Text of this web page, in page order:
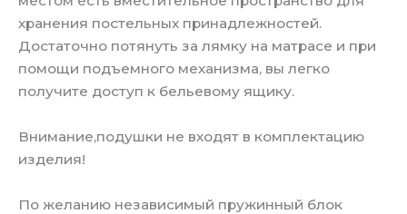
хранения постельных принадлежностей.
Достаточно потянуть за лямку на матрасе и при
помощи подъемного механизма, вы легко
получите доступ к бельевому ящику.
Внимание,подушки не входят в комплектацию
изделия!
По желанию независимый пружинный блок